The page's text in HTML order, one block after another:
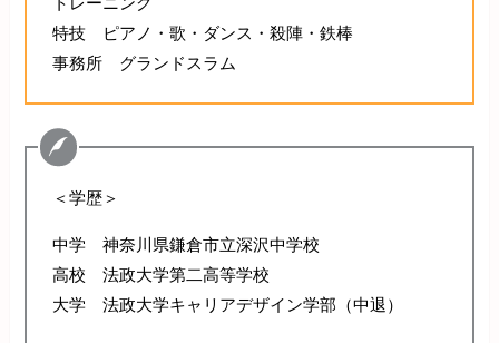
特技 ピアノ・歌・ダンス・殺陣・鉄棒
事務所 グランドスラム
＜学歴＞
中学 神奈川県鎌倉市立深沢中学校
高校 法政大学第二高等学校
大学 法政大学キャリアデザイン学部（中退）